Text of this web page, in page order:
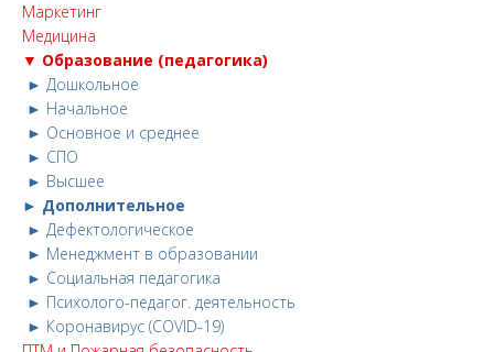
Маркетинг
Медицина
▼ Образование (педагогика)
► Дошкольное
► Начальное
► Основное и среднее
► СПО
► Высшее
► Дополнительное
► Дефектологическое
► Менеджмент в образовании
► Социальная педагогика
► Психолого-педагог. деятельность
► Коронавирус (COVID-19)